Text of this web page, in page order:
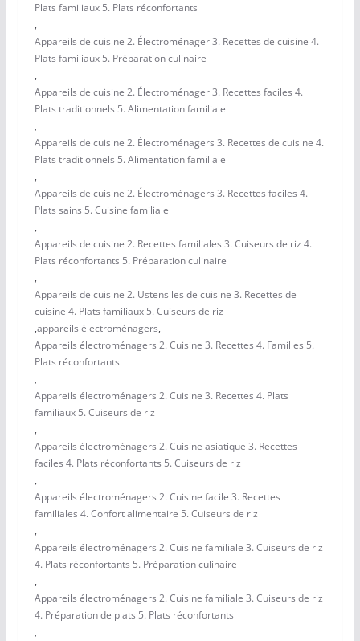
Plats familiaux 5. Plats réconfortants
,
Appareils de cuisine 2. Électroménager 3. Recettes de cuisine 4.
Plats familiaux 5. Préparation culinaire
,
Appareils de cuisine 2. Électroménager 3. Recettes faciles 4.
Plats traditionnels 5. Alimentation familiale
,
Appareils de cuisine 2. Électroménagers 3. Recettes de cuisine 4.
Plats traditionnels 5. Alimentation familiale
,
Appareils de cuisine 2. Électroménagers 3. Recettes faciles 4.
Plats sains 5. Cuisine familiale
,
Appareils de cuisine 2. Recettes familiales 3. Cuiseurs de riz 4.
Plats réconfortants 5. Préparation culinaire
,
Appareils de cuisine 2. Ustensiles de cuisine 3. Recettes de
cuisine 4. Plats familiaux 5. Cuiseurs de riz
,appareils électroménagers,
Appareils électroménagers 2. Cuisine 3. Recettes 4. Familles 5.
Plats réconfortants
,
Appareils électroménagers 2. Cuisine 3. Recettes 4. Plats
familiaux 5. Cuiseurs de riz
,
Appareils électroménagers 2. Cuisine asiatique 3. Recettes
faciles 4. Plats réconfortants 5. Cuiseurs de riz
,
Appareils électroménagers 2. Cuisine facile 3. Recettes
familiales 4. Confort alimentaire 5. Cuiseurs de riz
,
Appareils électroménagers 2. Cuisine familiale 3. Cuiseurs de riz
4. Plats réconfortants 5. Préparation culinaire
,
Appareils électroménagers 2. Cuisine familiale 3. Cuiseurs de riz
4. Préparation de plats 5. Plats réconfortants
,